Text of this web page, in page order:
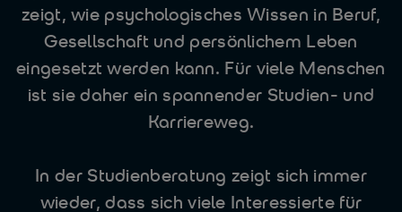
zeigt, wie psychologisches Wissen in Beruf,
Gesellschaft und persönlichem Leben
eingesetzt werden kann. Für viele Menschen
ist sie daher ein spannender Studien- und
Karriereweg.
In der Studienberatung zeigt sich immer
wieder, dass sich viele Interessierte für